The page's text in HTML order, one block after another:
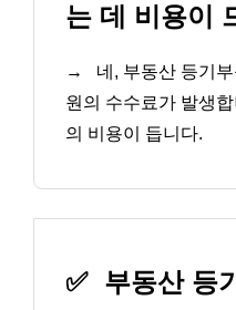
는 데 비용이
→
네, 부동산 등기
원의 수수료가 발생
의 비용이 듭니다.
✅ 부동산 등